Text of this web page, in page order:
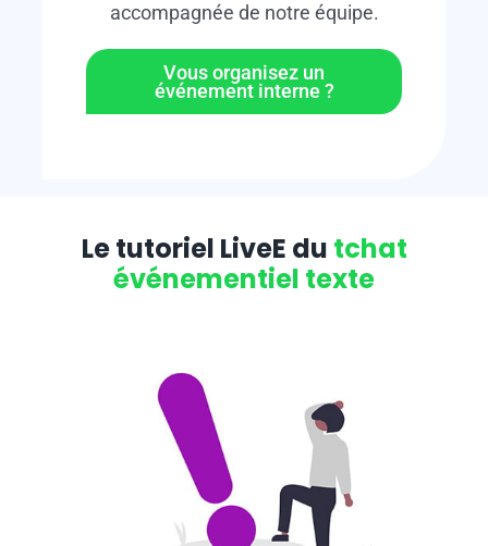
accompagnée de notre équipe.
Vous organisez un
événement interne ?
Le tutoriel LiveE du tchat
événementiel texte